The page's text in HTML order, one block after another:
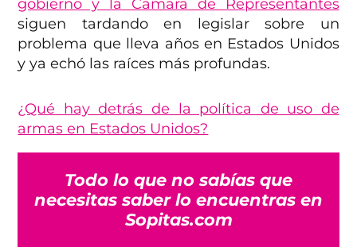
gobierno y la Cámara de Representantes
siguen tardando en legislar sobre un
problema que lleva años en Estados Unidos
y ya echó las raíces más profundas.
¿Qué hay detrás de la política de uso de
armas en Estados Unidos?
Todo lo que no sabías que
necesitas saber lo encuentras en
Sopitas.com